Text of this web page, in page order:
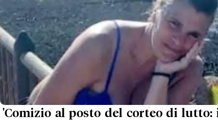
'Comizio al posto del corteo di lutto: